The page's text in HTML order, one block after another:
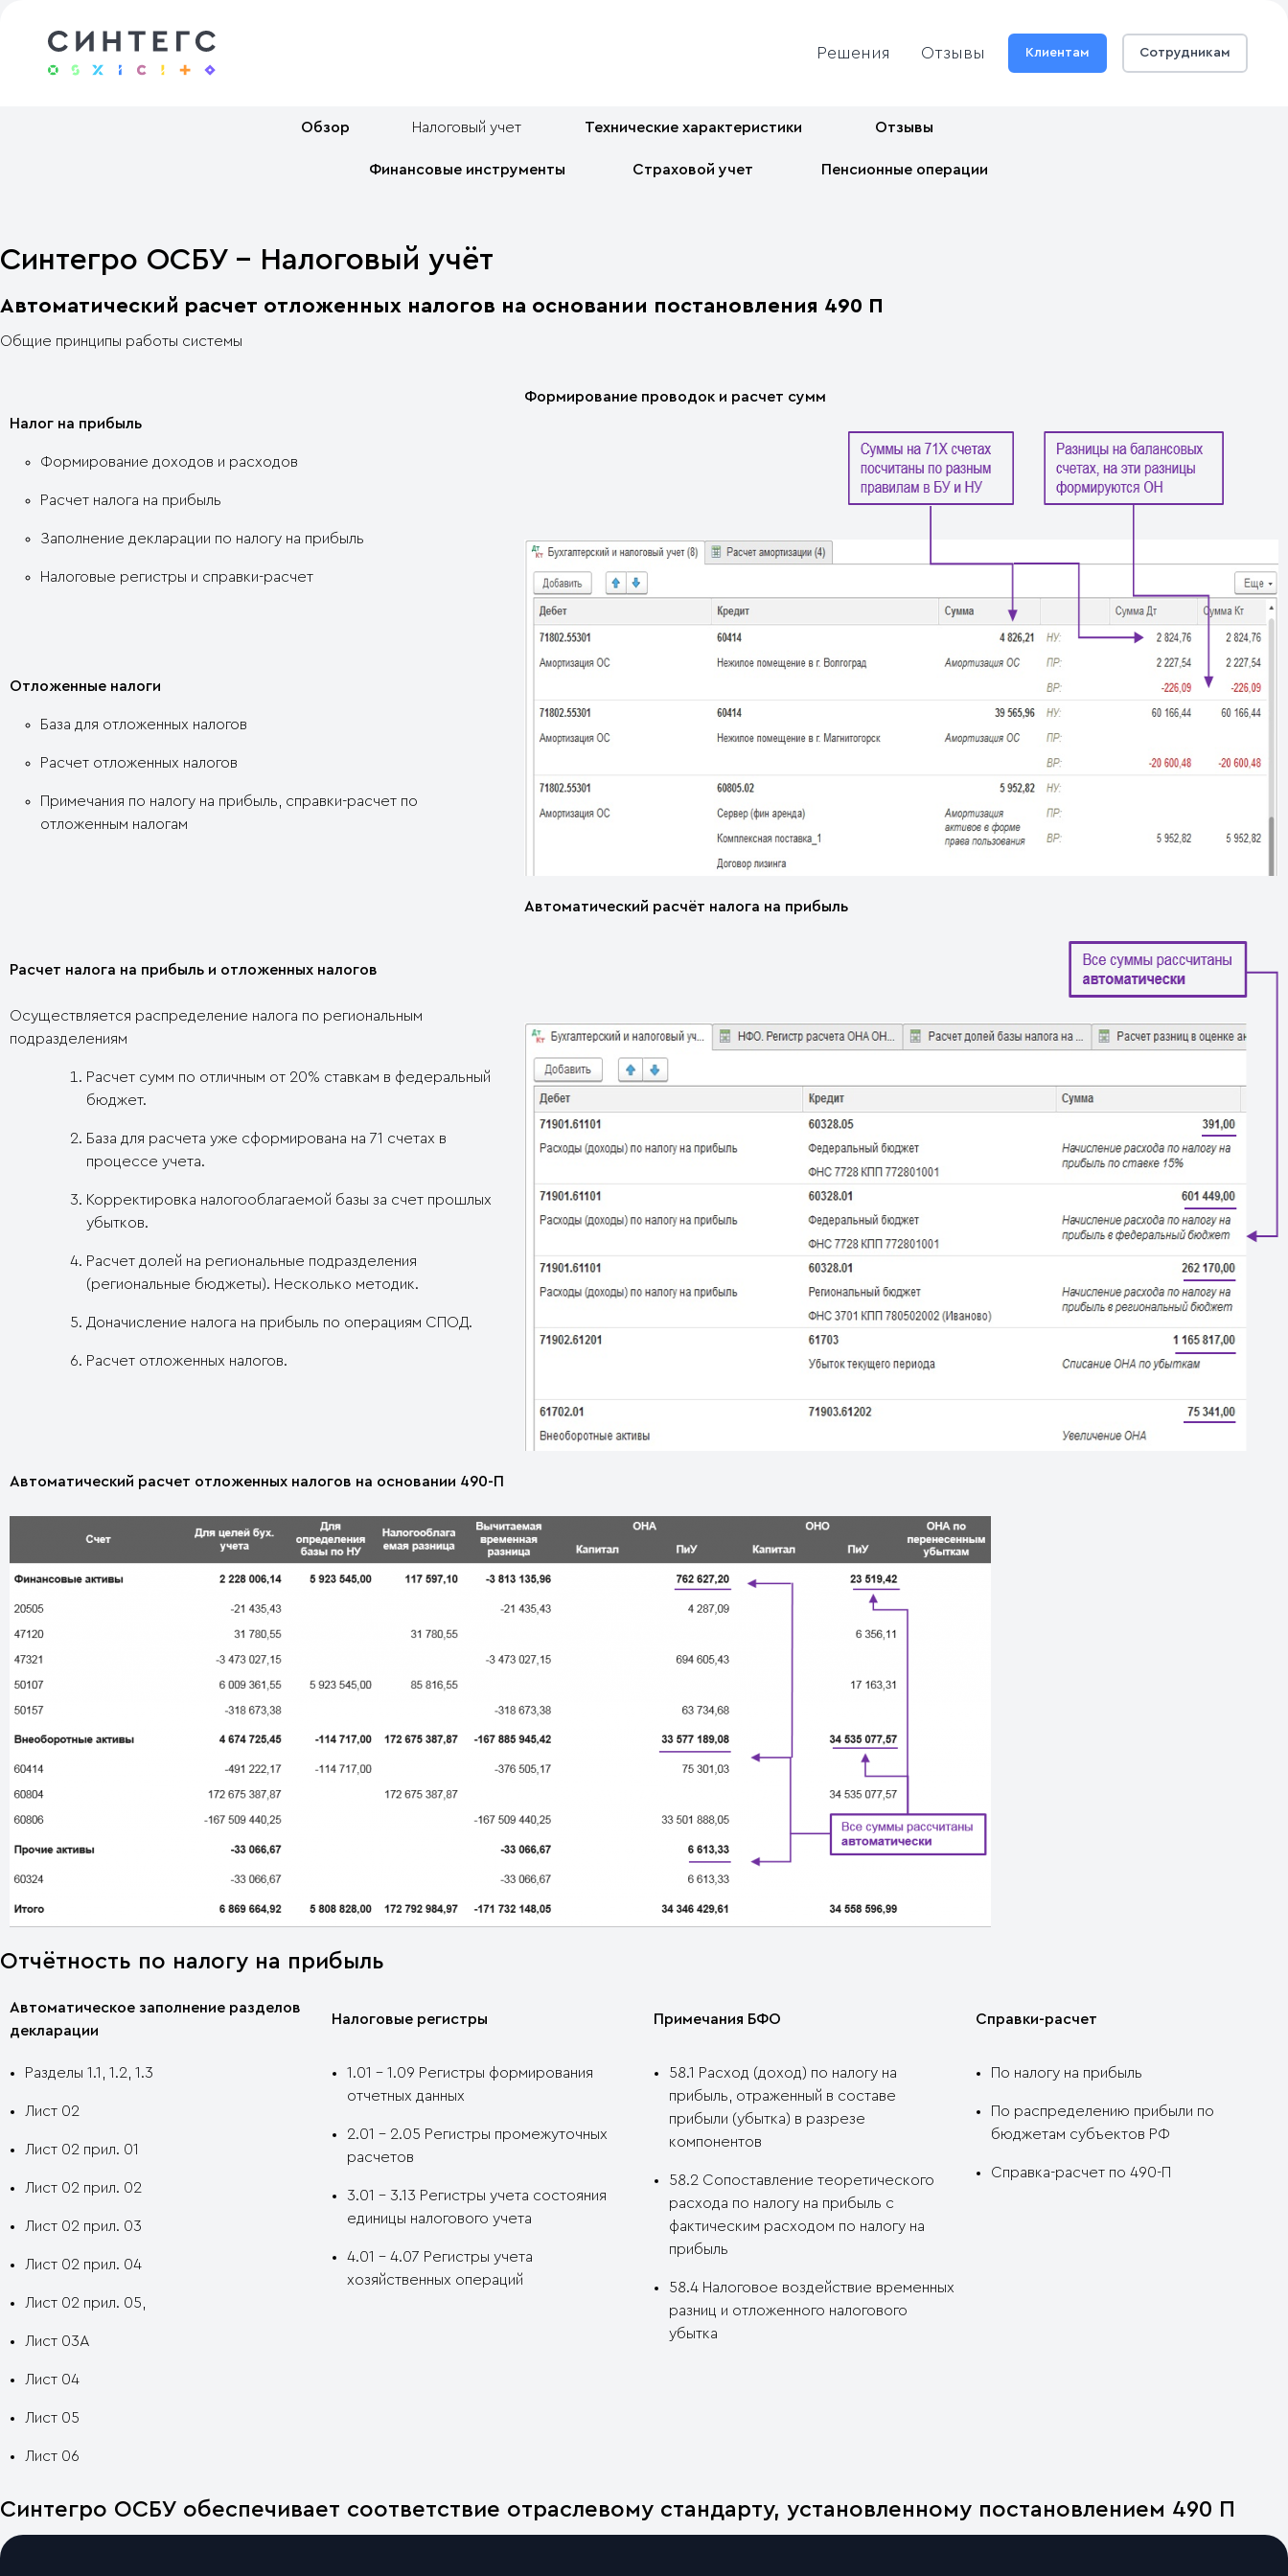
Решения Отзывы Клиентам Сотрудникам
Обзор Налоговый учет Технические характеристики Отзывы
Финансовые инструменты Страховой учет Пенсионные операции
Синтегро ОСБУ - Налоговый учёт
Автоматический расчет отложенных налогов на основании постановления 490 П
Общие принципы работы системы
Налог на прибыль
Формирование доходов и расходов
Расчет налога на прибыль
Заполнение декларации по налогу на прибыль
Налоговые регистры и справки-расчет
Формирование проводок и расчет сумм
Отложенные налоги
База для отложенных налогов
Расчет отложенных налогов
Примечания по налогу на прибыль, справки-расчет по
отложенным налогам
Расчет налога на прибыль и отложенных налогов
Осуществляется распределение налога по региональным
подразделениям
Расчет сумм по отличным от 20% ставкам в федеральный
бюджет.
База для расчета уже сформирована на 71 счетах в
процессе учета.
Корректировка налогооблагаемой базы за счет прошлых
убытков.
Расчет долей на региональные подразделения
(региональные бюджеты). Несколько методик.
Доначисление налога на прибыль по операциям СПОД.
Расчет отложенных налогов.
Автоматический расчёт налога на прибыль
Автоматический расчет отложенных налогов на основании 490-П
Отчётность по налогу на прибыль
Автоматическое заполнение разделов
декларации
Налоговые регистры Примечания БФО Справки-расчет
Разделы 1.1, 1.2, 1.3
Лист 02
Лист 02 прил. 01
Лист 02 прил. 02
Лист 02 прил. 03
Лист 02 прил. 04
Лист 02 прил. 05,
Лист 03А
Лист 04
Лист 05
Лист 06
1.01 – 1.09 Регистры формирования
отчетных данных
2.01 – 2.05 Регистры промежуточных
расчетов
3.01 – 3.13 Регистры учета состояния
единицы налогового учета
4.01 – 4.07 Регистры учета
хозяйственных операций
58.1 Расход (доход) по налогу на
прибыль, отраженный в составе
прибыли (убытка) в разрезе
компонентов
58.2 Сопоставление теоретического
расхода по налогу на прибыль с
фактическим расходом по налогу на
прибыль
58.4 Налоговое воздействие временных
разниц и отложенного налогового
убытка
По налогу на прибыль
По распределению прибыли по
бюджетам субъектов РФ
Справка-расчет по 490-П
Синтегро ОСБУ обеспечивает соответствие отраслевому стандарту, установленному постановлением 490 П